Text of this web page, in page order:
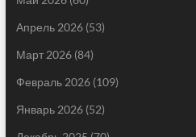
Апрель 2026(53)
Март 2026(84)
Февраль 2026(109)
Январь 2026(52)